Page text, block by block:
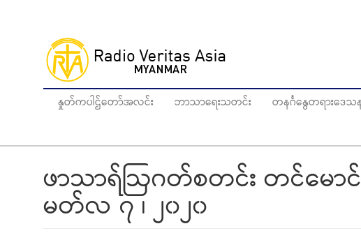
နှုတ်ကပါဌ်တော်အလင်း ဘာသာရေးသတင်း တနင်္ဂနွေတရားဒေ
ဖာသာရ်ဩဂတ်စတင်း တင်မော
မတ်လ ၇ ၊ ၂၀၂၀